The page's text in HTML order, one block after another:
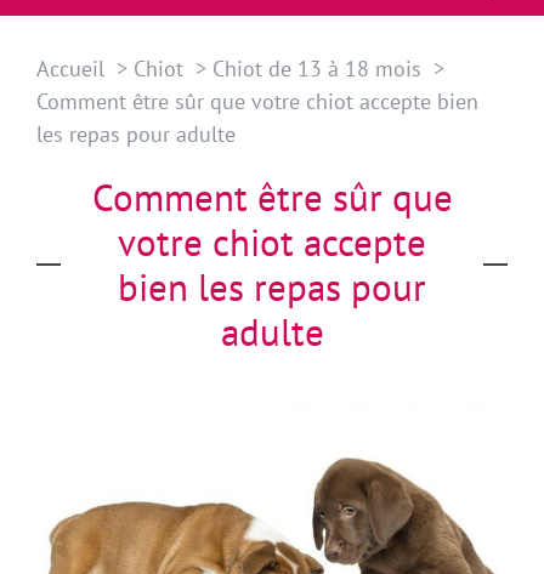
Accueil Chiot
Chiot de 13 à 18 mois
Comment être sûr que votre chiot accepte bien
les repas pour adulte
Comment être sûr que
votre chiot accepte
bien les repas pour
adulte